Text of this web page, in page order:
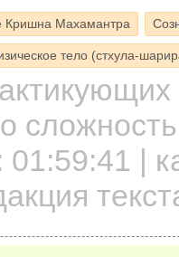
Кришна Махамантра
тело (стхула-
01:59:41 |